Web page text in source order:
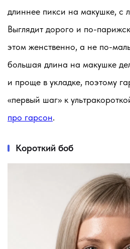
длиннее пикси на макушке, с
Выглядит дорого и по-
этом женственно, а не по-
большая длина на макушке
и проще в укладке, поэтому
«первый шаг» к
про гарсон.
Короткий боб